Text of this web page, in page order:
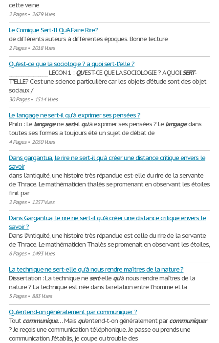
cette veine
2 Pages• 2679 Vues
Le Comique Sert-Il Qu'A Faire Rire?
de différents auteurs à différentes époques. Bonne lecture
2 Pages• 2018 Vues
Qu'est-ce que la sociologie ? a quoi sert-t'elle ?
________________ LECON 1 : QU'EST-CE QUE LA SOCIOLOGIE ? A QUOISERT-
T'ELLE? C'est une science particulière car les objets d'étude sont des objet
sociaux /
30 Pages• 1514 Vues
Le langage ne sert-il qu’à exprimer ses pensées ?
Philo : Le langagenesert-ilqu’à exprimer ses pensées ? Le langagedans
toutes ses formes a toujours été un sujet de débat de
4 Pages• 2050 Vues
Dans gargantua, le rire ne sert-il qu'à créer une distance critique envers le
savoir
dans l'antiquité, une histoire très répandue est-elle du rire de la servante
de Thrace. Le mathématicien thalès se promenant en observant les étoiles
finit par
2 Pages• 1257 Vues
Dans Gargantua, le rire ne sert-il qu'à créer une distance critique envers le
savoir ?
Dans l'Antiquité, une histoire très répandue est celle du rire de la servante
de Thrace. Le mathématicien Thalès se promenait en observant les étoiles,
6 Pages• 1493 Vues
La technique ne sert-elle qu’à nous rendre maîtres de la nature ?
Dissertation : La technique nesert-elle qu’à nous rendre maîtres de la
nature ? La technique est née dans la relation entre l’homme et la
5 Pages• 883 Vues
Qu’entend-on généralement par communiquer ?
Toutcommunique… Mais qu’entend-t-on généralement parcommuniquer
? Je reçois une communication téléphonique. Je passe ou prends une
communication. J’établis, je coupe ou trouble des